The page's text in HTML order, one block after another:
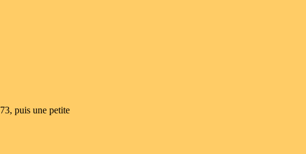
puis une petite